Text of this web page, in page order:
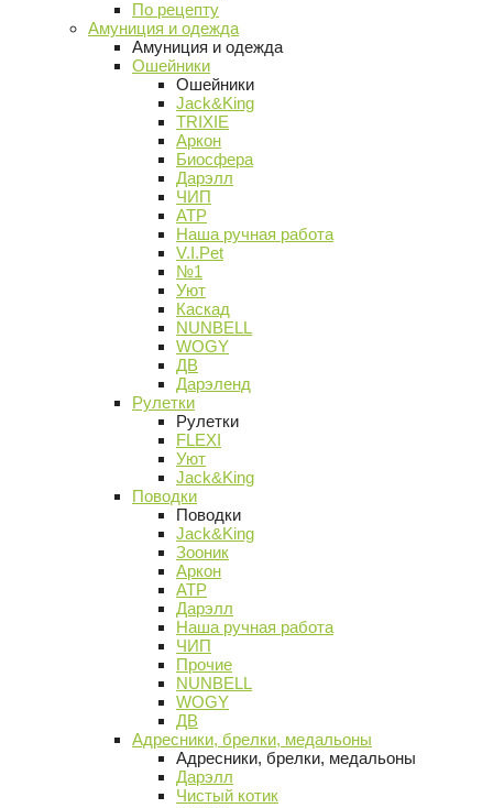
По рецепту
Амуниция и одежда
Амуниция и одежда
Ошейники
Ошейники
Jack&King
TRIXIE
Аркон
Биосфера
Дарэлл
ЧИП
АТР
Наша ручная работа
V.I.Pet
№1
Уют
Каскад
NUNBELL
WOGY
ДВ
Дарэленд
Рулетки
Рулетки
FLEXI
Уют
Jack&King
Поводки
Поводки
Jack&King
Зооник
Аркон
АТР
Дарэлл
Наша ручная работа
ЧИП
Прочие
NUNBELL
WOGY
ДВ
Адресники, брелки, медальоны
Адресники, брелки, медальоны
Дарэлл
Чистый котик